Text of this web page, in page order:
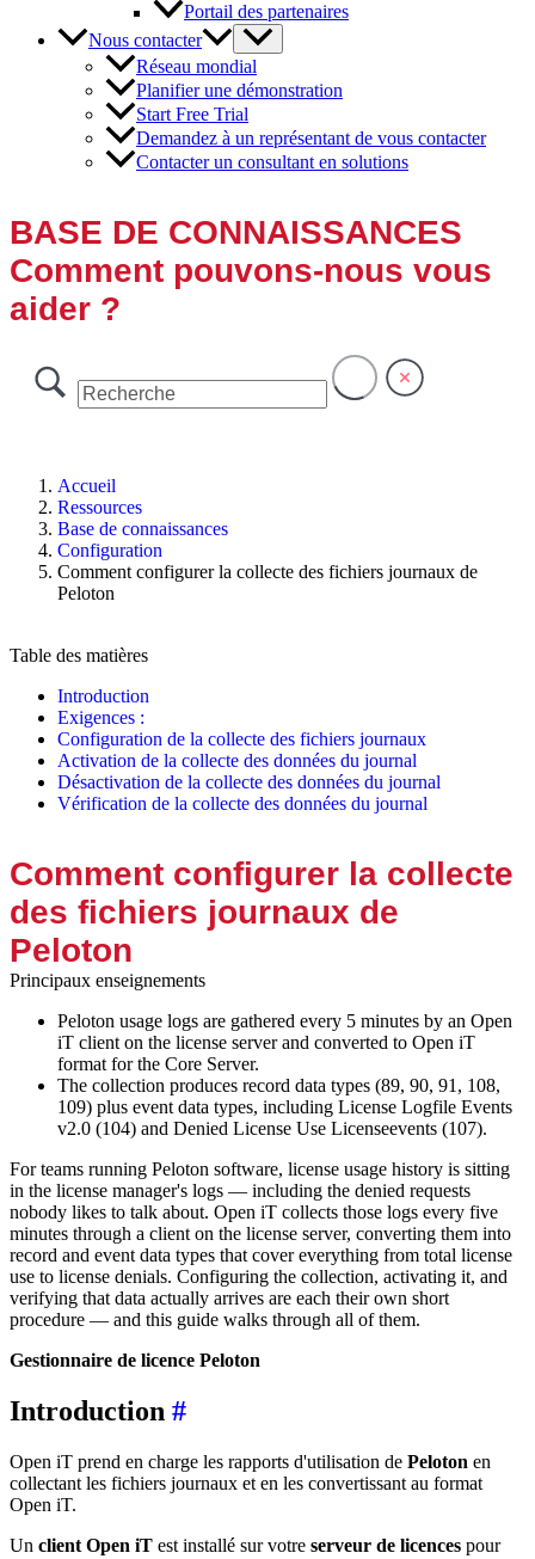
Portail des partenaires
Nous contacter
Réseau mondial
Planifier une démonstration
Start Free Trial
Demandez à un représentant de vous contacter
Contacter un consultant en solutions
BASE DE CONNAISSANCES
Comment pouvons-nous vous
aider ?
Accueil
Ressources
Base de connaissances
Configuration
Comment configurer la collecte des fichiers journaux de
Peloton
Table des matières
Introduction
Exigences :
Configuration de la collecte des fichiers journaux
Activation de la collecte des données du journal
Désactivation de la collecte des données du journal
Vérification de la collecte des données du journal
Comment configurer la collecte
des fichiers journaux de
Peloton
Principaux enseignements
Peloton usage logs are gathered every 5 minutes by an Open
iT client on the license server and converted to Open iT
format for the Core Server.
The collection produces record data types (89, 90, 91, 108,
109) plus event data types, including License Logfile Events
v2.0 (104) and Denied License Use Licenseevents (107).
For teams running Peloton software, license usage history is sitting
in the license manager's logs — including the denied requests
nobody likes to talk about. Open iT collects those logs every five
minutes through a client on the license server, converting them into
record and event data types that cover everything from total license
use to license denials. Configuring the collection, activating it, and
verifying that data actually arrives are each their own short
procedure — and this guide walks through all of them.
Gestionnaire de licence Peloton
Introduction #
Open iT prend en charge les rapports d'utilisation de Peloton en
collectant les fichiers journaux et en les convertissant au format
Open iT.
Un client Open iT est installé sur votre serveur de licences pour